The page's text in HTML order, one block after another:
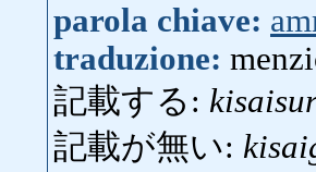
parola chiave:
traduzione:
記載する:
記載が無い: